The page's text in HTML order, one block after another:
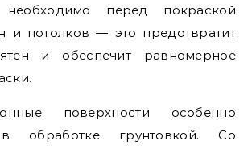
необходимо перед покраской
и потолков — это предотвратит
и обеспечит равномерное
поверхности особенно
обработке грунтовкой. Со